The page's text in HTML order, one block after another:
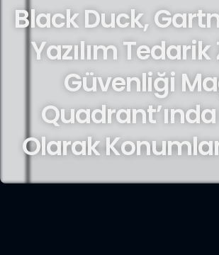
Black Duck,
Yazılım
Güvenliği
Olarak